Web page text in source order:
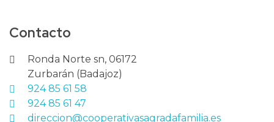
Contacto
Ronda Norte sn, 06172
Zurbarán (Badajoz)
924 85 61 58
924 85 61 47
direccion@cooperativasagradafamilia.es